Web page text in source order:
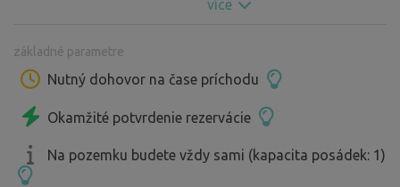
více
základné parametre
Nutný dohovor na čase príchodu
Okamžité potvrdenie rezervácie
Na pozemku budete vždy sami (kapacita posádek: 1)